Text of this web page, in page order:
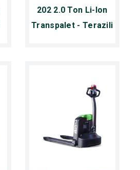
202 2.0 Ton Li-Ion
Transpalet - Terazili